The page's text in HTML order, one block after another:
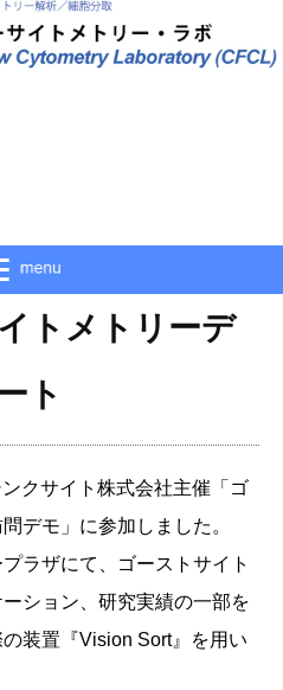
トメトリーデ
ト
クサイト株式会社主催「ゴ
デモ」に参加しました。
ラザにて、ゴーストサイト
ション、研究実績の一部を
装置『Vision Sort』を用い